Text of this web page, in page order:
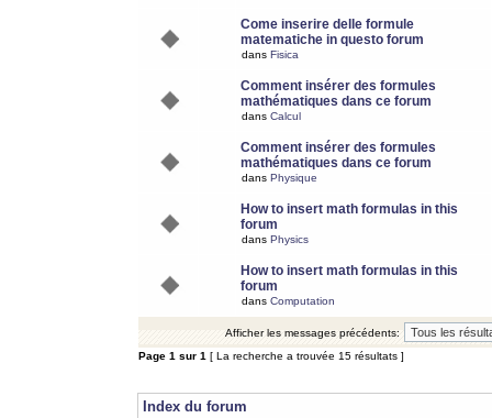
Come inserire delle formule
matematiche in questo forum
dans Fisica
Comment insérer des formules
mathématiques dans ce forum
dans Calcul
Comment insérer des formules
mathématiques dans ce forum
dans Physique
How to insert math formulas in this
forum
dans Physics
How to insert math formulas in this
forum
dans Computation
Afficher les messages précédents:
Page 1 sur 1 [ La recherche a trouvée 15 résultats ]
Index du forum